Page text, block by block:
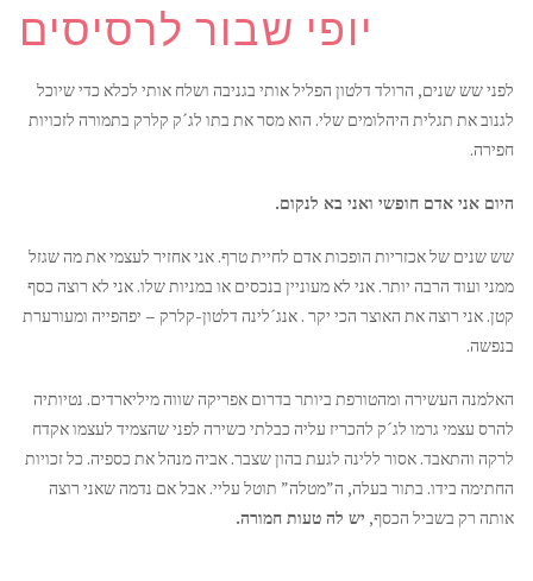
יופי שבור לרסיסים
לפני שש שנים, הרולד דלטון הפליל אותי בגניבה ושלח אותי לכלא כדי שיוכל
לגנוב את תגלית היהלומים שלי. הוא מסר את בתו לג´ק קלרק בתמורה לזכויות
חפירה.
היום אני אדם חופשי ואני בא לנקום.
שש שנים של אכזריות הופכות אדם לחיית טרף. אני אחזיר לעצמי את מה שגזל
ממני ועוד הרבה יותר. אני לא מעוניין בנכסים או במניות שלו. אני לא רוצה כסף
קטן. אני רוצה את האוצר הכי יקר . אנג´לינה דלטון-קלרק – יפהפייה ומעורערת
בנפשה.
האלמנה העשירה ומהטורפת ביותר בדרום אפריקה שווה מיליארדים. נטיותיה
להרס עצמי גרמו לג´ק להכריז עליה כבלתי כשירה לפני שהצמיד לעצמו אקדח
לרקה והתאבד. אסור ללינה לגעת בהון שצבר. אביה מנהל את כספיה. כל זכויות
החתימה בידו. בתור בעלה, ה”מטלה” תוטל עליי. אבל אם נדמה שאני רוצה
אותה רק בשביל הכסף, יש לה טעות חמורה.